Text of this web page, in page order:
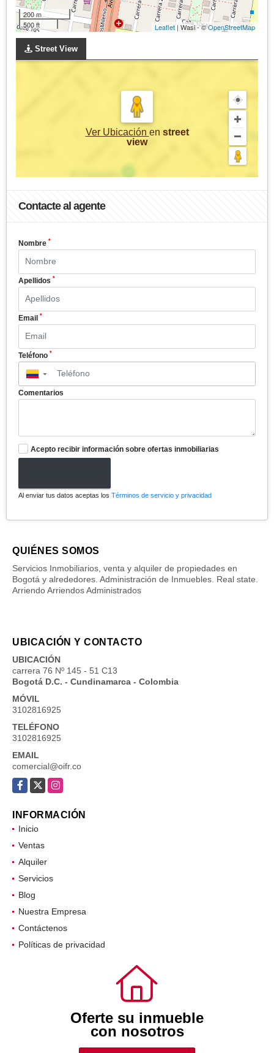
200 m
500 ft
Leaflet | Wasi - ©OpenStreetMap
Street View
Ver Ubicación en street
view
Contacte al agente
Nombre *
Apellidos *
Email *
Teléfono *
▼
Comentarios
Acepto recibir información sobre ofertas inmobiliarias
Al enviar tus datos aceptas los Términos de servicio y privacidad
QUIÉNES SOMOS
Servicios Inmobiliarios, venta y alquiler de propiedades en
Bogotá y alrededores. Administración de Inmuebles. Real state.
Arriendo Arriendos Administrados
UBICACIÓN Y CONTACTO
UBICACIÓN
carrera 76 Nº 145 - 51 C13
Bogotá D.C. - Cundinamarca - Colombia
MÓVIL
3102816925
TELÉFONO
3102816925
EMAIL
comercial@oifr.co
Facebook
X Instagram
INFORMACIÓN
Inicio
Ventas
Alquiler
Servicios
Blog
Nuestra Empresa
Contáctenos
Políticas de privacidad
Oferte su inmueble
con nosotros